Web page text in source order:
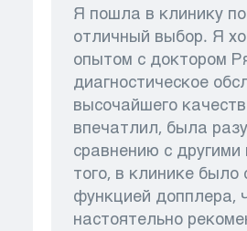
Я пошла в клинику
отличный выбор. Я
опытом с доктором
диагностическое
высочайшего
впечатлил, была
сравнению с
того, в клинике было
функцией допплера,
настоятельно